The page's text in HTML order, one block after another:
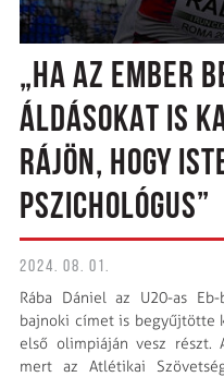
„HA AZ EMBER
ÁLDÁSOKAT IS
RÁJÖN, HOGY
PSZICHOLÓGUS”
2024. 08. 01.
Rába Dániel az U20-as
bajnoki címet is begyűjtötte
első olimpiáján vesz részt.
mert az Atlétikai